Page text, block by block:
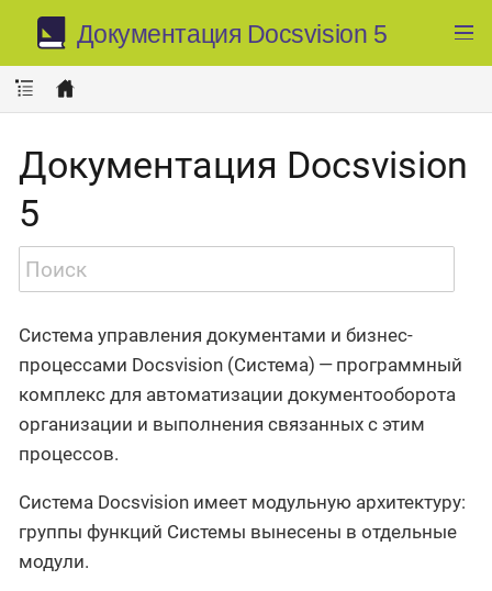
Документация Docsvision 5
Документация Docsvision
5
Система управления документами и бизнес-
процессами Docsvision (Система) — программный
комплекс для автоматизации документооборота
организации и выполнения связанных с этим
процессов.
Система Docsvision имеет модульную архитектуру:
группы функций Системы вынесены в отдельные
модули.